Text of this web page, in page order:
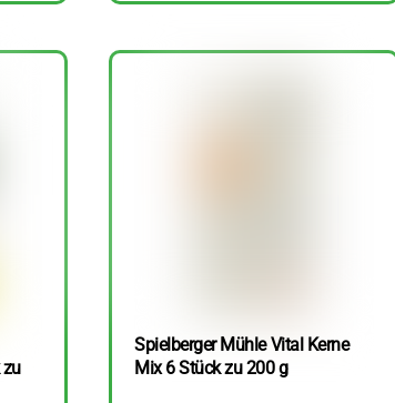
zu
Spielberger Mühle Vital Kerne
Mix 6 Stück zu 200 g